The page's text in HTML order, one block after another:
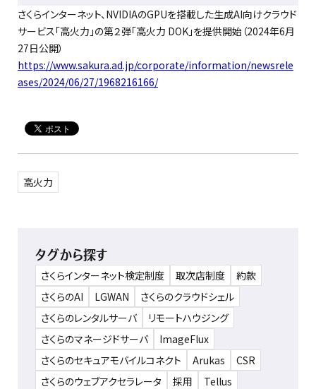
さくらインターネット、NVIDIAのGPUを搭載した生成AI向けクラウド
サービス「高火力」の第２弾「高火力 DOK」を提供開始（2024年6月
27日公開）
https://www.sakura.ad.jp/corporate/information/newsrele
ases/2024/06/27/1968216166/
高火力
タグから探す
さくらインターネット検定制度 取次店制度
約款
さくらのAI
LGWAN
さくらのクラウドシェル
さくらのレンタルサーバ
リモートハウジング
さくらのマネージドサーバ
ImageFlux
さくらのセキュアモバイルコネクト
Arukas
CSR
さくらのウェブアクセラレータ
採用
Tellus